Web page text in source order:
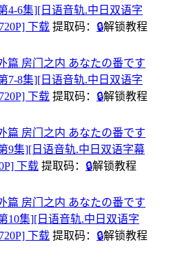
4-6集][日语音轨.中日双语字
下载 提取码： 🔒解锁教程
篇 房门之内 あなたの番です
7-8集][日语音轨.中日双语字
下载 提取码： 🔒解锁教程
篇 房门之内 あなたの番です
9集][日语音轨.中日双语字幕
下载 提取码： 🔒解锁教程
篇 房门之内 あなたの番です
10集][日语音轨.中日双语字
下载 提取码： 🔒解锁教程